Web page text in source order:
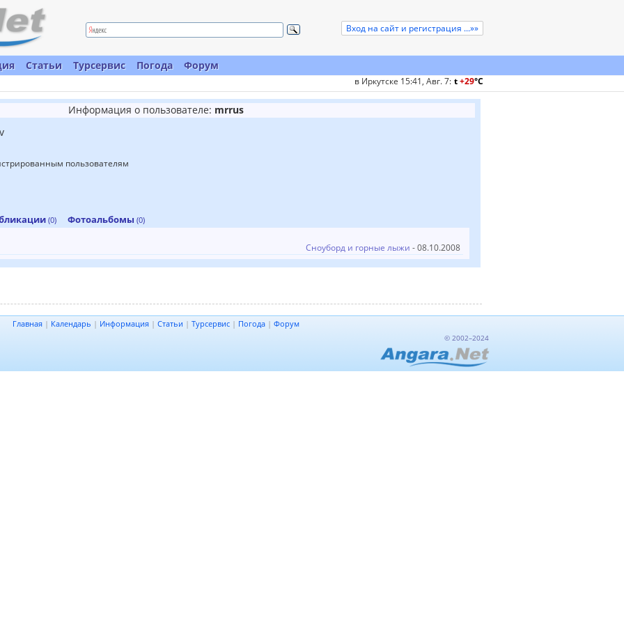
Вход на сайт и регистрация ...»»
Статьи Турсервис Погода Форум
в Иркутске 15:41, Авг. 7: t+29°C
Информация о пользователе: mrrus
пользователям
(0) Фотоальбомы (0)
Сноуборд и горные лыжи - 08.10.2008
Главная | Календарь | Информация | Статьи | Турсервис | Погода | Форум
© 2002–2024